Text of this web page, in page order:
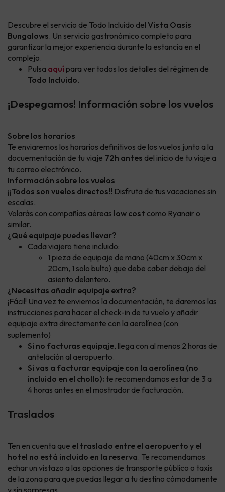
Descubre el servicio de Todo Incluido del Vista Oasis
Bungalows. Un servicio gastronómico completo para
garantizar la mejor experiencia durante la estancia en el
complejo.
Pulsa aquípara ver todos los detalles del régimen de
Todo Incluido.
¡Despegamos! Información sobre los vuelos
Sobre los horarios
Te enviaremos los horarios definitivos de los vuelos junto a la
docuementación de tu viaje 72h antes del inicio de tu viaje a
tu correo electrónico.
Información sobre los vuelos
¡¡Todos son vuelos directos!! Disfruta de tus vacaciones sin
escalas.
Volarás con compañías aéreas low cost como Ryanair o
similar.
¿Qué equipaje puedes llevar?
Cada viajero tiene incluido:
1 pieza de equipaje de mano (40cm x 30cm x
20cm, 1 solo bulto) que debe caber debajo del
asiento delantero.
¿Necesitas añadir equipaje extra?
¡Fácil! Una vez te enviemos la documentación, te daremos las
instrucciones para hacer el check-in de tu vuelo y añadir
equipaje extra directamente con la aerolínea (con
suplemento)
Si no facturas equipaje, llega con al menos 2 horas de
antelación al aeropuerto.
Si vas a facturar equipaje con la aerolínea (no
incluido en el chollo): te recomendamos estar de 3 a
4 horas antes en el mostrador de facturación.
Traslados
Ten en cuenta que el traslado entre el aeropuerto y el
hotel no está incluido en la reserva. Te recomendamos
echar un vistazo a las opciones de transporte público o taxis
de la zona para que puedas llegar a tu destino cómodamente